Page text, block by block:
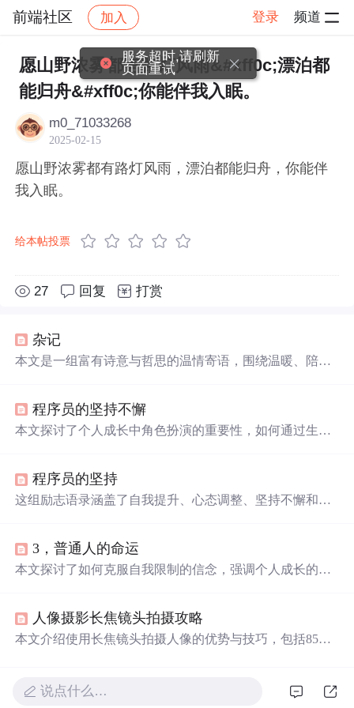
前端社区 加入 登录 频道
社区 前端社区 感慨 帖子详情
愿山野浓雾都有路灯风雨&#xff0c;漂泊都
能归舟&#xff0c;你能伴我入眠。
m0_71033268
2025-02-15
愿山野浓雾都有路灯风雨，漂泊都能归舟，你能伴
我入眠。
给本帖投票
27 回复 打赏
杂记
本文是一组富有诗意与哲思的温情寄语，围绕温暖、陪伴
求与价值期许，体现对真挚关系、自我和解及生命意义的
思考，属于人文关怀类文本。
程序员的坚持不懈
本文探讨了个人成长中角色扮演的重要性，如何通过生活
极心态面对世界。
程序员的坚持
这组励志语录涵盖了自我提升、心态调整、坚持不懈和面
己比战胜他人更关键。同时提醒，生活中的挫折和疲惫是
成长的过程，每一次努力都将为未来铺路。无论遇到何种
3，普通人的命运
本文探讨了如何克服自我限制的信念，强调个人成长的重
人像摄影长焦镜头拍摄攻略
本文介绍使用长焦镜头拍摄人像的优势与技巧，包括85mm
摄影中的独特魅力。
说点什么…
服务超时,请刷新
页面重试